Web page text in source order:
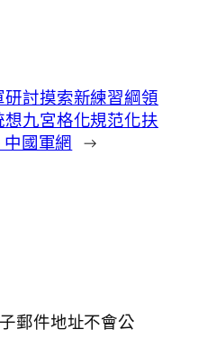
研討摸索新練習綱領
想九宮格化規范化扶
中國軍網 →
郵件地址不會公